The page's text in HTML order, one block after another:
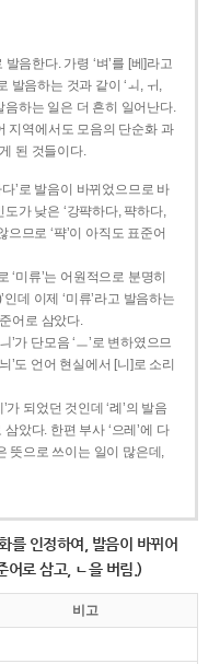
음한다. 가령 ‘벼’를 [베]라고
발음하는 것과 같이 ‘ㅚ, ㅟ,
음하는 일은 더 흔히 일어난다.
지역에서도 모음의 단순화 과
된 것들이다.
’로 발음이 바뀌었으므로 바
도가 낮은 ‘강퍅하다, 퍅하다,
으므로 ‘퍅’이 아직도 표준어
‘미류’는 어원적으로 분명히
데 이제 ‘미류’라고 발음하는
어로 삼았다.
’가 단모음 ‘ㅡ’로 변하였으므
’도 언어 현실에서 [니]로 소리
가 되었던 것인데 ‘례’의 발음
삼았다. 한편 부사 ‘으레’에 다
뜻으로 쓰이는 일이 많은데,
를 인정하여, 발음이 바뀌어
어로 삼고, ㄴ을 버림.)
비고